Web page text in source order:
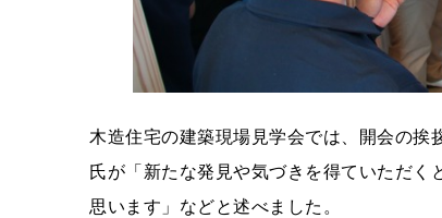
木造住宅の建築現場見学会では、開会の
氏が「新たな発見や気づきを得ていただく
思います」などと述べました。